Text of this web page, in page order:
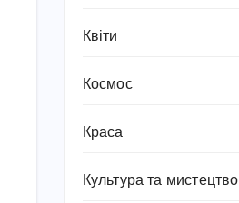
Квіти
Космос
Краса
Культура та мистецтво